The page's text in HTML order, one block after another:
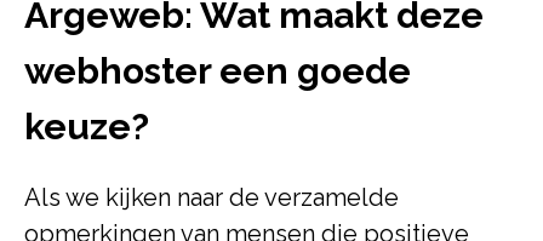
Argeweb: Wat maakt deze
webhoster een goede
keuze?
Als we kijken naar de verzamelde
opmerkingen van mensen die positieve